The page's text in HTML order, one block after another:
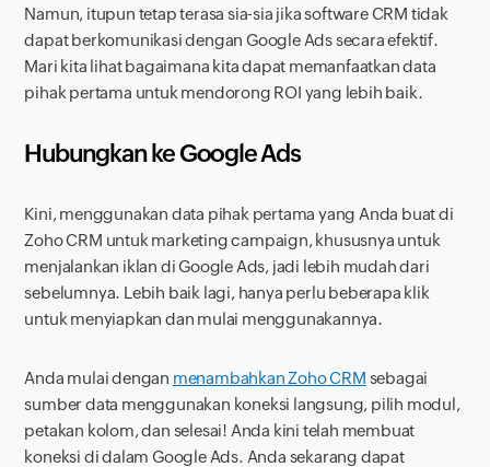
Namun, itupun tetap terasa sia-sia jikasoftwareCRM tidak
dapat berkomunikasi dengan Google Ads secara efektif.
Mari kita lihat bagaimana kita dapat memanfaatkan data
pihak pertama untuk mendorong ROI yang lebih baik.
Hubungkan ke Google Ads
Kini, menggunakan data pihak pertama yang Anda buat di
Zoho CRM untuk marketingcampaign, khususnya untuk
menjalankan iklan di Google Ads, jadi lebih mudah dari
sebelumnya. Lebih baik lagi, hanya perlu beberapa klik
untuk menyiapkan dan mulai menggunakannya.
Anda mulai dengan menambahkan Zoho CRM sebagai
sumber data menggunakan koneksi langsung, pilih modul,
petakan kolom, dan selesai! Anda kini telah membuat
koneksi di dalam Google Ads. Anda sekarang dapat